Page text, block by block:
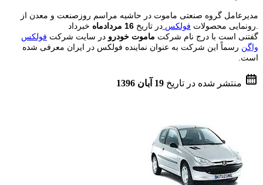
رونمایی محصولات فولکس در تاریخ 16 مردادماه
خبرداد.
گفتنی است با درج نام شرکت ماموت خودرو در سایت شرکت فولکس
واگن رسماً این شرکت به عنوان نماینده فولکس در ایران معرفی شده
است.
منتشر شده در تاریخ 19 آبان 1396